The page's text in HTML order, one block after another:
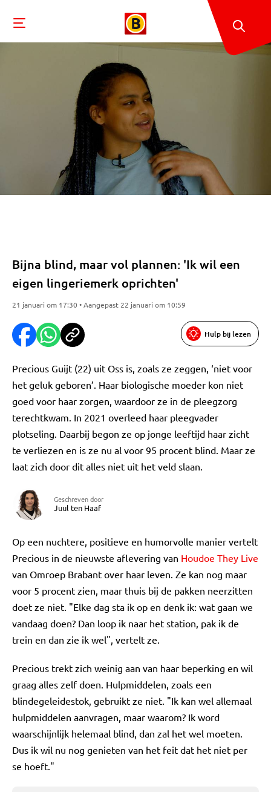
Bijna blind, maar vol plannen: 'Ik wil een
eigen lingeriemerk oprichten'
21 januari om 17:30 • Aangepast 22 januari om 10:59
Hulp bij lezen
Precious Guijt (22) uit Oss is, zoals ze zeggen, ‘niet voor
het geluk geboren’. Haar biologische moeder kon niet
goed voor haar zorgen, waardoor ze in de pleegzorg
terechtkwam. In 2021 overleed haar pleegvader
plotseling. Daarbij begon ze op jonge leeftijd haar zicht
te verliezen en is ze nu al voor 95 procent blind. Maar ze
laat zich door dit alles niet uit het veld slaan.
Geschreven door
Juul ten Haaf
Op een nuchtere, positieve en humorvolle manier vertelt
Precious in de nieuwste aflevering van Houdoe They Live
van Omroep Brabant over haar leven. Ze kan nog maar
voor 5 procent zien, maar thuis bij de pakken neerzitten
doet ze niet. "Elke dag sta ik op en denk ik: wat gaan we
vandaag doen? Dan loop ik naar het station, pak ik de
trein en dan zie ik wel", vertelt ze.
Precious trekt zich weinig aan van haar beperking en wil
graag alles zelf doen. Hulpmiddelen, zoals een
blindegeleidestok, gebruikt ze niet. "Ik kan wel allemaal
hulpmiddelen aanvragen, maar waarom? Ik word
waarschijnlijk helemaal blind, dan zal het wel moeten.
Dus ik wil nu nog genieten van het feit dat het niet per
se hoeft."